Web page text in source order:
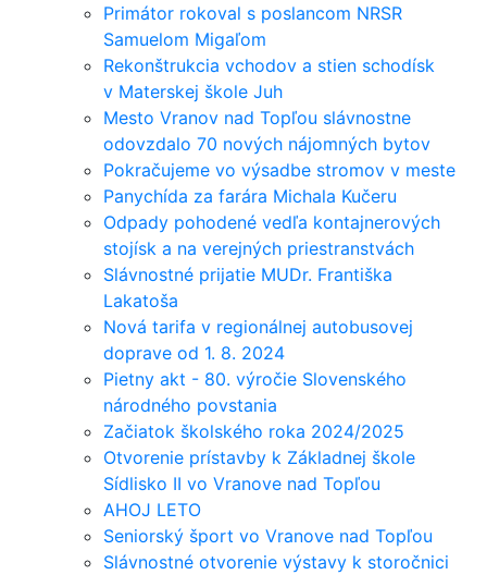
Primátor rokoval s poslancom NRSR
Samuelom Migaľom
Rekonštrukcia vchodov a stien schodísk
v Materskej škole Juh
Mesto Vranov nad Topľou slávnostne
odovzdalo 70 nových nájomných bytov
Pokračujeme vo výsadbe stromov v meste
Panychída za farára Michala Kučeru
Odpady pohodené vedľa kontajnerových
stojísk a na verejných priestranstvách
Slávnostné prijatie MUDr. Františka
Lakatoša
Nová tarifa v regionálnej autobusovej
doprave od 1. 8. 2024
Pietny akt - 80. výročie Slovenského
národného povstania
Začiatok školského roka 2024/2025
Otvorenie prístavby k Základnej škole
Sídlisko II vo Vranove nad Topľou
AHOJ LETO
Seniorský šport vo Vranove nad Topľou
Slávnostné otvorenie výstavy k storočnici